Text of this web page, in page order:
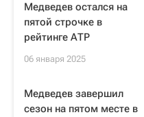
Медведев остался на
пятой строчке в
рейтинге АТР
06 января 2025
Медведев завершил
сезон на пятом месте в